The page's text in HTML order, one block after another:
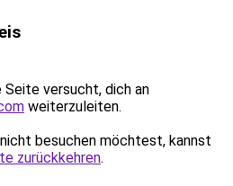
Seite versucht, dich an
weiterzuleiten.
besuchen möchtest, kannst
zurückkehren.